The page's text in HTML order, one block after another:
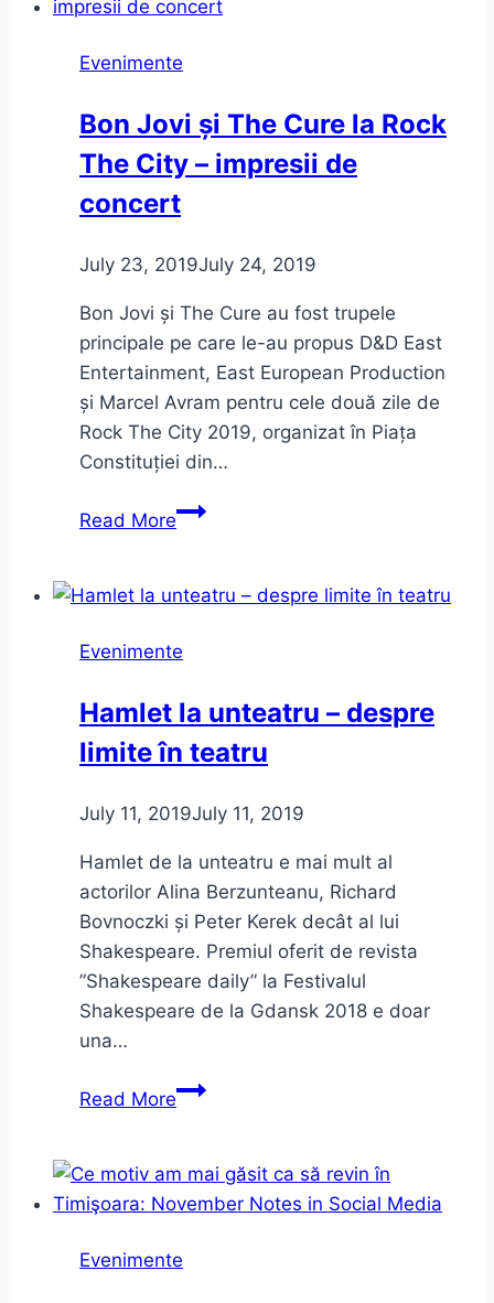
Evenimente
Bon Jovi și The Cure la Rock
The City – impresii de
concert
July 23, 2019July 24, 2019
Bon Jovi și The Cure au fost trupele
principale pe care le-au propus D&D East
Entertainment, East European Production
și Marcel Avram pentru cele două zile de
Rock The City 2019, organizat în Piața
Constituției din…
Read MoreBon
The
la
The
City
impresii
concert
Evenimente
Hamlet la unteatru – despre
limite în teatru
July 11, 2019July 11, 2019
Hamlet de la unteatru e mai mult al
actorilor Alina Berzunteanu, Richard
Bovnoczki și Peter Kerek decât al lui
Shakespeare. Premiul oferit de revista
”Shakespeare daily” la Festivalul
Shakespeare de la Gdansk 2018 e doar
una…
Read MoreHamlet
–
despre
în
Evenimente